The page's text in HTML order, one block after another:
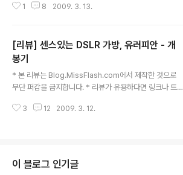
1 8 2009. 3. 13.
[리뷰] 센스있는 DSLR 가방, 유러피안 - 개
봉기
* 본 리뷰는 Blog.MissFlash.com에서 제작한 것으로
무단 퍼감을 금지합니다. * 리뷰가 유용하다면 링크나 트랙
3 12 2009. 3. 12.
이 블로그 인기글